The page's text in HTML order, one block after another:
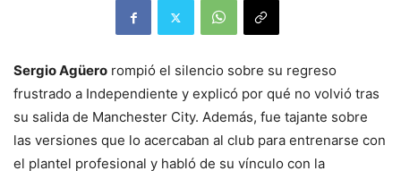
Sergio Agüero rompió el silencio sobre su regreso
frustrado a Independiente y explicó por qué no volvió tras
su salida de Manchester City. Además, fue tajante sobre
las versiones que lo acercaban al club para entrenarse con
el plantel profesional y habló de su vínculo con la